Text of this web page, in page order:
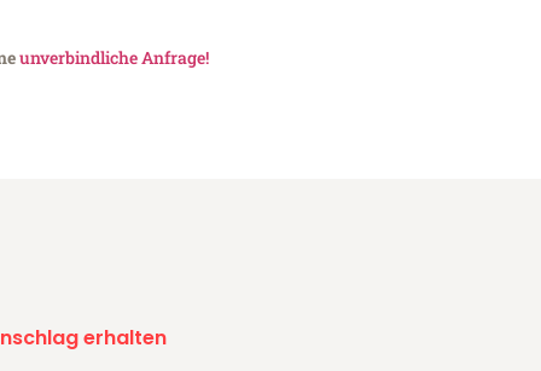
unverbindliche Anfrage!
erhalten